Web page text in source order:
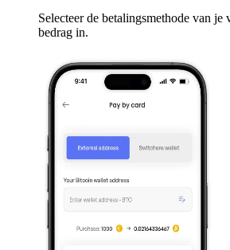
Selecteer de betalingsmethode van je
bedrag in.